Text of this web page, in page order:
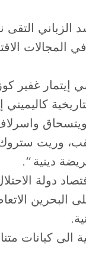
التقى
المجالات
إيتمار غفير
كاليميني
ويتسحاق
وريت
دينية “.
دولة
البحرين
الى كيانات